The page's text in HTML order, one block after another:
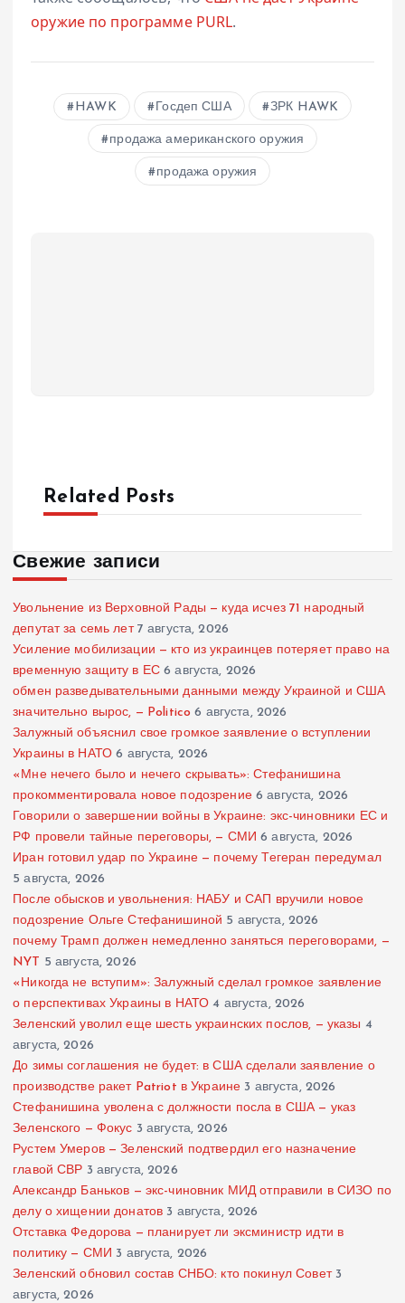
оружие по программе PURL.
HAWK Госдеп США ЗРК HAWK
продажа американского оружия
продажа оружия
Related Posts
Свежие записи
Увольнение из Верховной Рады — куда исчез 71 народный
депутат за семь лет 7 августа, 2026
Усиление мобилизации — кто из украинцев потеряет право на
временную защиту в ЕС 6 августа, 2026
обмен разведывательными данными между Украиной и США
значительно вырос, — Politico 6 августа, 2026
Залужный объяснил свое громкое заявление о вступлении
Украины в НАТО 6 августа, 2026
«Мне нечего было и нечего скрывать»: Стефанишина
прокомментировала новое подозрение 6 августа, 2026
Говорили о завершении войны в Украине: экс-чиновники ЕС и
РФ провели тайные переговоры, — СМИ 6 августа, 2026
Иран готовил удар по Украине — почему Тегеран передумал
5 августа, 2026
После обысков и увольнения: НАБУ и САП вручили новое
подозрение Ольге Стефанишиной 5 августа, 2026
почему Трамп должен немедленно заняться переговорами, —
NYT 5 августа, 2026
«Никогда не вступим»: Залужный сделал громкое заявление
о перспективах Украины в НАТО 4 августа, 2026
Зеленский уволил еще шесть украинских послов, — указы 4
августа, 2026
До зимы соглашения не будет: в США сделали заявление о
производстве ракет Patriot в Украине 3 августа, 2026
Стефанишина уволена с должности посла в США — указ
Зеленского — Фокус 3 августа, 2026
Рустем Умеров — Зеленский подтвердил его назначение
главой СВР 3 августа, 2026
Александр Баньков — экс-чиновник МИД отправили в СИЗО по
делу о хищении донатов 3 августа, 2026
Отставка Федорова — планирует ли эксминистр идти в
политику — СМИ 3 августа, 2026
Зеленский обновил состав СНБО: кто покинул Совет 3
августа, 2026